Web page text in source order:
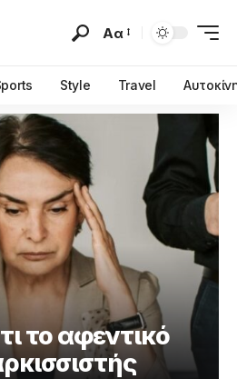
Αα
Style Travel
το αφεντικό